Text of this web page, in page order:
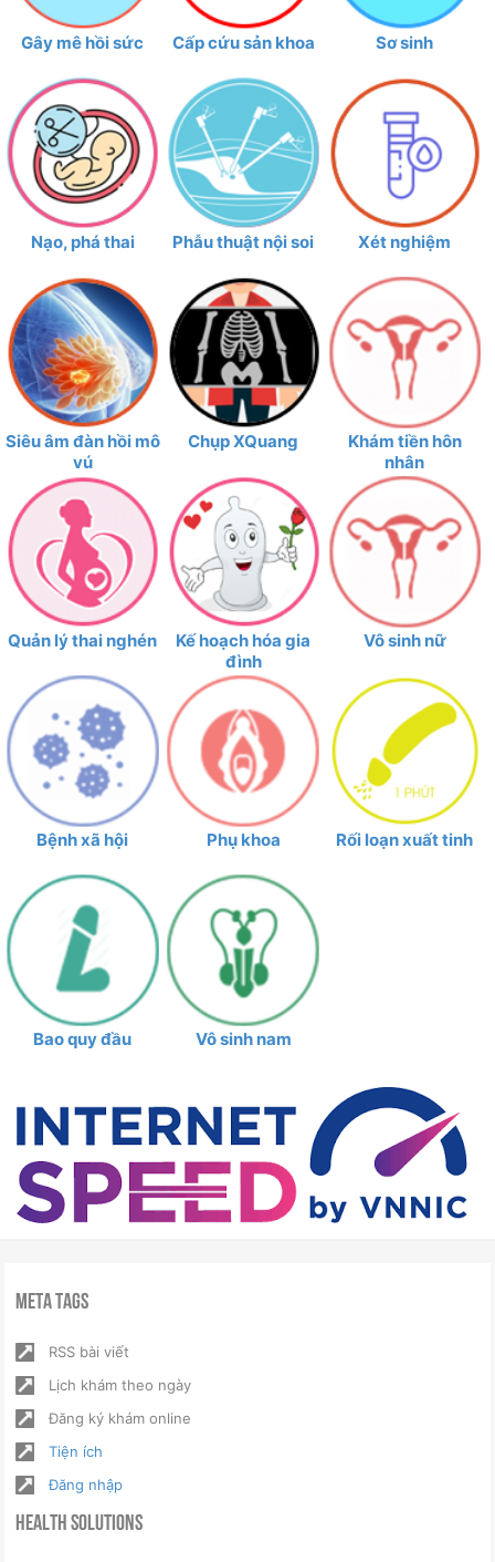
Gây mê hồi sức Cấp cứu sản khoa Sơ sinh
Nạo, phá thai Phẫu thuật nội soi Xét nghiệm
Siêu âm đàn hồi mô
vú
Chụp XQuang
Khám tiền hôn
nhân
Quản lý thai nghén
Kế hoạch hóa gia
đình
Vô sinh nữ
Bệnh xã hội Phụ khoa Rối loạn xuất tinh
Bao quy đầu Vô sinh nam
Meta Tags
RSS bài viết
Lịch khám theo ngày
Đăng ký khám online
Tiện ích
Đăng nhập
Health Solutions